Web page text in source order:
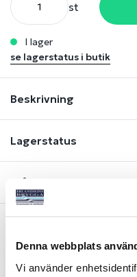
Denna webbplats
Vi använder
st
i lager
se lagerstatus i butik
Beskrivning
Lagerstatus
Fråga om produkt